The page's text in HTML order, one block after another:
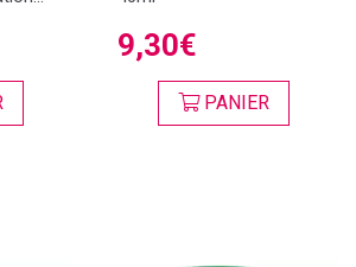
9,30€
PANIER